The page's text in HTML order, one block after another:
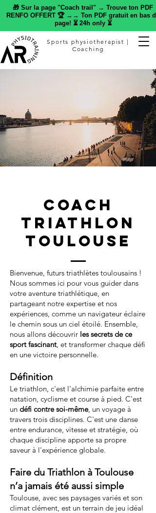
🎁 Sur la page "Coach trail" → Trouve ton PDF
RENFO OFFERT 🏆 →→ Ton PDF gratuit en bas de
page! ⏳ 24h only ⏳
Sports physiotherapist |
Coaching
Coach
triathlon
toulouse
Bienvenue, futurs triathlètes toulousains !
Nous sommes ici pour vous guider dans
votre aventure triathlétique, en
partageant notre expertise et nos
expériences, comme un navigateur éclaire
le chemin sous un ciel étoilé. Ensemble,
nous allons découvrir les secrets de ce
sport fascinant, et transformer chaque défi
en une victoire personnelle.
Définition
Le triathlon, c'est l'alchimie parfaite entre
natation, cyclisme et course à pied. C'est
un défi contre soi-même, un voyage à
travers trois disciplines. C'est une danse
entre endurance, vitesse et stratégie, où
chaque discipline apporte sa propre
saveur à l'expérience globale.
Faire du Triathlon à Toulouse
n’a jamais été aussi simple
Toulouse, avec ses paysages variés et son
climat clément, est un terrain de jeu idéal